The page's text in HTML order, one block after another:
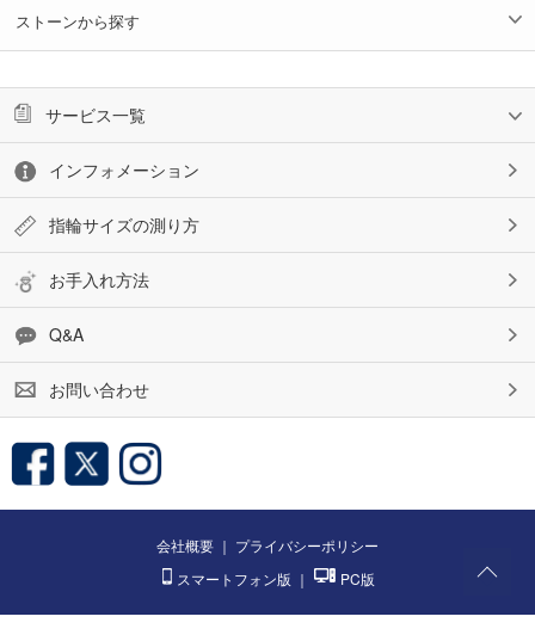
ストーンから探す
サービス一覧
インフォメーション
指輪サイズの測り方
お手入れ方法
Q&A
お問い合わせ
会社概要 ｜ プライバシーポリシー
スマートフォン版 ｜ PC版